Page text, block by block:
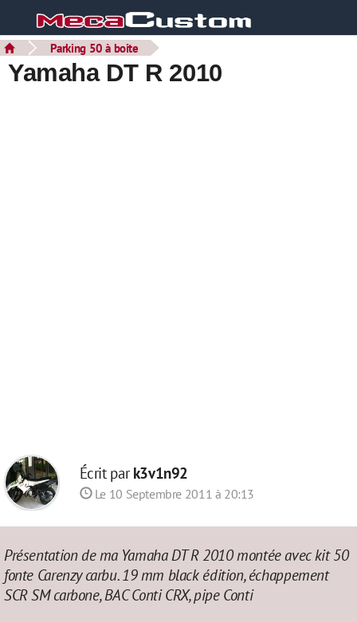
Parking 50 à boite
Yamaha DT R 2010
Écrit park3v1n92
Le 10 Septembre 2011 à 20:13
Présentation de ma Yamaha DT R 2010 montée avec kit 50
fonte Carenzy carbu. 19 mm black édition, échappement
SCR SM carbone, BAC Conti CRX, pipe Conti